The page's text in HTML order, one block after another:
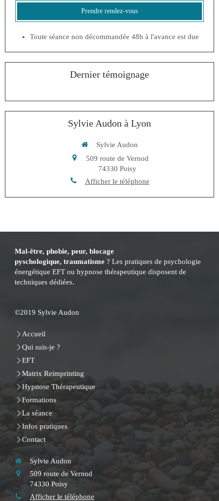
Prendre rendez-vous
Toute séance non décommandée 48h à l'avance est due
Dernier témoignage
Sylvie Audon à Lyon
Sylvie Audon
509 route de Vernod
74330 Poisy
Afficher le téléphone
Mal-être, phobie, peur, blocage
pyschologique, traumatisme ? Les pratiques de psychologie
énergétique EFT ou hypnose thérapeutique disposent de
techniques dédiées.
©2019 Sylvie Audon
Accueil
Qui suis-je ?
EFT
Matrix Reimprinting
Hypnose Thérapeutique
Formations
La séance
Infos pratiques
Contact
Sylvie Audon
509 route de Vernod
74330 Poisy
Afficher le téléphone